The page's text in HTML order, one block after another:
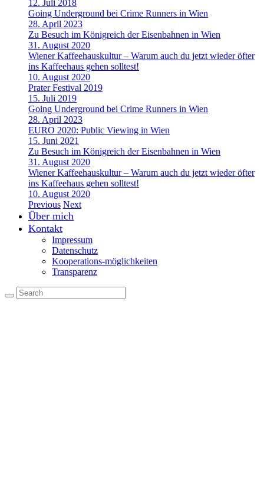
12. Juli 2018
Going Underground bei Crime Runners in Wien
28. April 2023
Zu Besuch im Königreich der Eisenbahnen in Wien
31. August 2020
Wiener Kaffeehauskultur – Warum auch du jetzt wieder öfter
ins Kaffeehaus gehen solltest!
10. August 2020
Prater Festival 2019
15. Juli 2019
Going Underground bei Crime Runners in Wien
28. April 2023
EURO 2020: Public Viewing in Wien
15. Juni 2021
Zu Besuch im Königreich der Eisenbahnen in Wien
31. August 2020
Wiener Kaffeehauskultur – Warum auch du jetzt wieder öfter
ins Kaffeehaus gehen solltest!
10. August 2020
Previous Next
Über mich
Kontakt
Impressum
Datenschutz
Kooperations-möglichkeiten
Transparenz